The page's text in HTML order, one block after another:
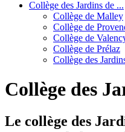
Collège des Jardins de ...
Collège de Malley
Collège de
Collège de
Collège de Prélaz
Collège des
Collège des
Le collège des